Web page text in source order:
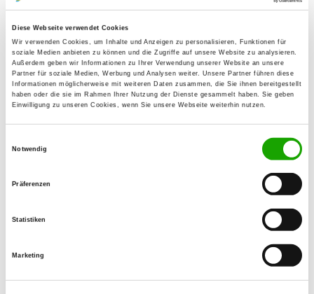
Diese Webseite verwendet Cookies
Wir verwenden Cookies, um Inhalte und Anzeigen zu personalisieren, Funktionen für
soziale Medien anbieten zu können und die Zugriffe auf unsere Website zu analysieren.
Außerdem geben wir Informationen zu Ihrer Verwendung unserer Website an unsere
Partner für soziale Medien, Werbung und Analysen weiter. Unsere Partner führen diese
Informationen möglicherweise mit weiteren Daten zusammen, die Sie ihnen bereitgestellt
haben oder die sie im Rahmen Ihrer Nutzung der Dienste gesammelt haben. Sie geben
Einwilligung zu unseren Cookies, wenn Sie unsere Webseite weiterhin nutzen.
Notwendig
Präferenzen
Statistiken
Marketing
Kennel: von der Claudinenburg
Details
Fernabrünster Str. 27
90613 Großhabersdorf
Currently no puppies for sale
Schloß
Details
91315 Höchstadt